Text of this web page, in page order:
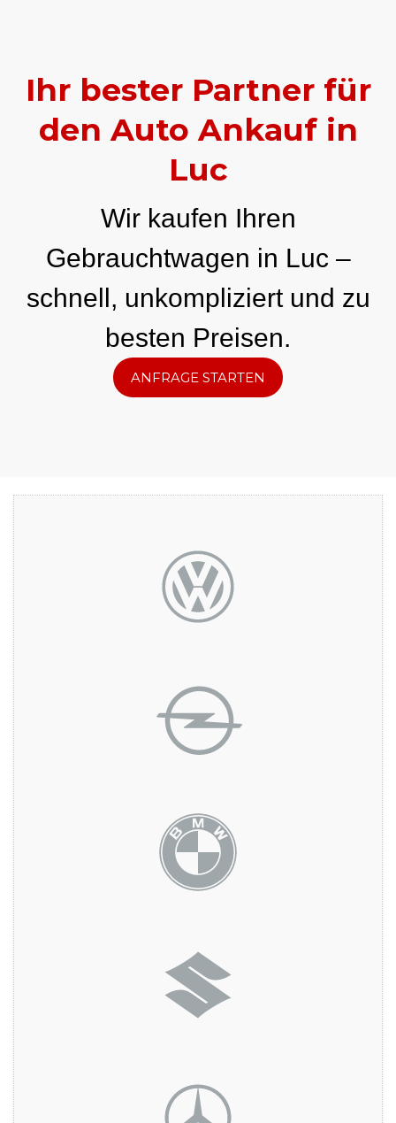
Ihr bester Partner für
den Auto Ankauf in
Luc
Wir kaufen Ihren
Gebrauchtwagen in Luc –
schnell, unkompliziert und zu
besten Preisen.
ANFRAGE STARTEN